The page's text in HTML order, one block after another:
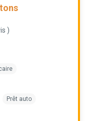
)
Prêt auto